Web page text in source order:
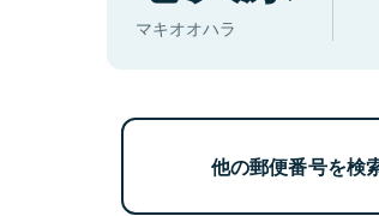
マキオオハラ
他の郵便番号を検